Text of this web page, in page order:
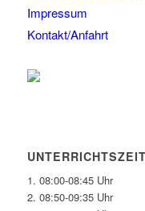
Impressum
Kontakt/Anfahrt
1. 08:00-08:45 Uhr
2. 08:50-09:35 Uhr